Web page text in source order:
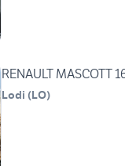
RENAULT MASCOTT
Lodi (LO)